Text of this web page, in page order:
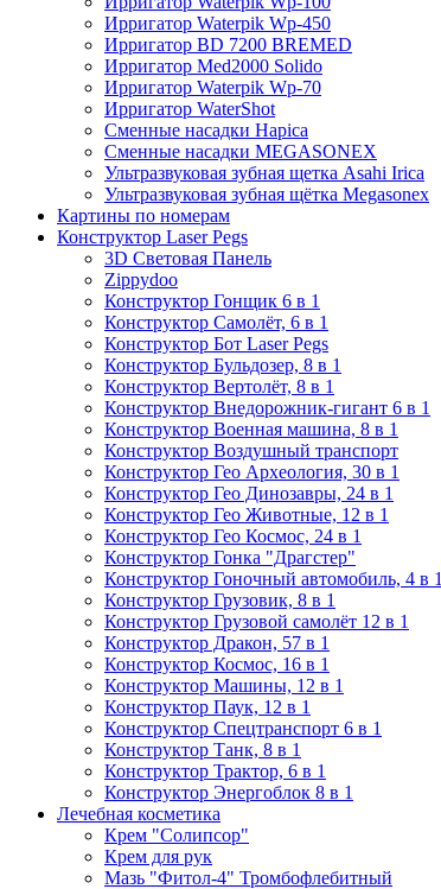
Ирригатор Waterpik Wp-450
Ирригатор BD 7200 BREMED
Ирригатор Med2000 Solido
Ирригатор Waterpik Wp-70
Ирригатор WaterShot
Сменные насадки Hapica
Сменные насадки MEGASONEX
Ультразвуковая зубная щетка Asahi Irica
Ультразвуковая зубная щётка Megasonex
Картины по номерам
Конструктор Laser Pegs
3D Световая Панель
Zippydoo
Конструктор Гонщик 6 в 1
Конструктор Cамолёт, 6 в 1
Конструктор Бот Laser Pegs
Конструктор Бульдозер, 8 в 1
Конструктор Вертолёт, 8 в 1
Конструктор Внедорожник-гигант 6 в 1
Конструктор Военная машина, 8 в 1
Конструктор Воздушный транспорт
Конструктор Гео Археология, 30 в 1
Конструктор Гео Динозавры, 24 в 1
Конструктор Гео Животные, 12 в 1
Конструктор Гео Космос, 24 в 1
Конструктор Гонка "Драгстер"
Конструктор Гоночный автомобиль, 4 в 1
Конструктор Грузовик, 8 в 1
Конструктор Грузовой самолёт 12 в 1
Конструктор Дракон, 57 в 1
Конструктор Космос, 16 в 1
Конструктор Машины, 12 в 1
Конструктор Паук, 12 в 1
Конструктор Спецтранспорт 6 в 1
Конструктор Танк, 8 в 1
Конструктор Трактор, 6 в 1
Конструктор Энергоблок 8 в 1
Лечебная косметика
Крем "Солипсор"
Крем для рук
Мазь "Фитол-4" Тромбофлебитный